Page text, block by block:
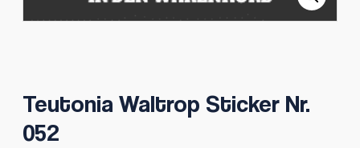
Teutonia Waltrop Sticker Nr.
052